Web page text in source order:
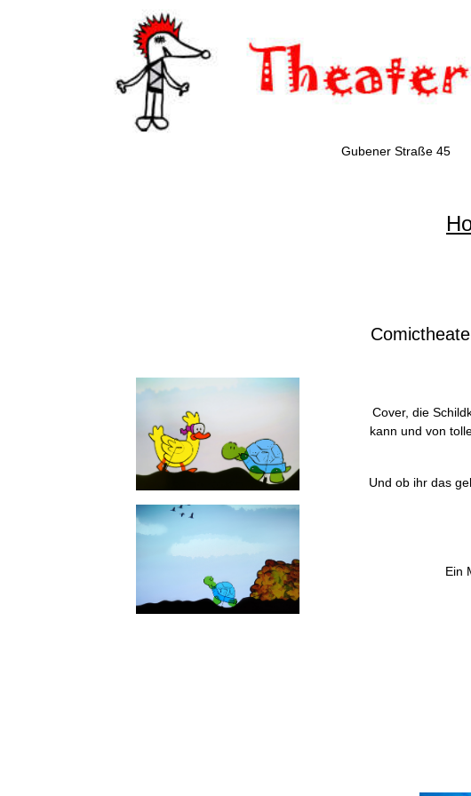
Gubener Straße 45
Cover, die
kann und von
Und ob ihr das
Ein